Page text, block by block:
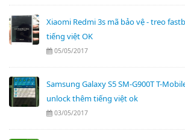
Xiaomi Redmi 3s mã bảo vệ - treo
tiếng việt OK
05/05/2017
Samsung Galaxy S5 SM-G900T T-
unlock thêm tiếng việt ok
03/05/2017